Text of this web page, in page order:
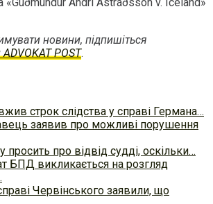
новини, підпишіться
POST.
строк слідства у справі Германа…
заявив про можливі порушення
просить про відвід судді, оскільки…
БПД викликається на розгляд
Червінського заявили, що